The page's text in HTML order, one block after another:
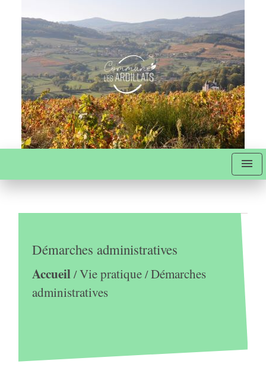
menu
Démarches administratives
Accueil/Vie pratique/Démarches
administratives